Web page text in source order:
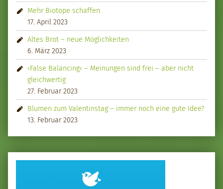
Mehr Biotope schaffen
17. April 2023
Altes Brot – neue Möglichkeiten
6. März 2023
›False Balancing‹ – Meinungen sind frei – aber nicht
gleichwertig
27. Februar 2023
Blumen zum Valentinstag – immer noch eine gute Idee?
13. Februar 2023